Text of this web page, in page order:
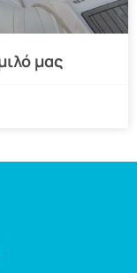
μας